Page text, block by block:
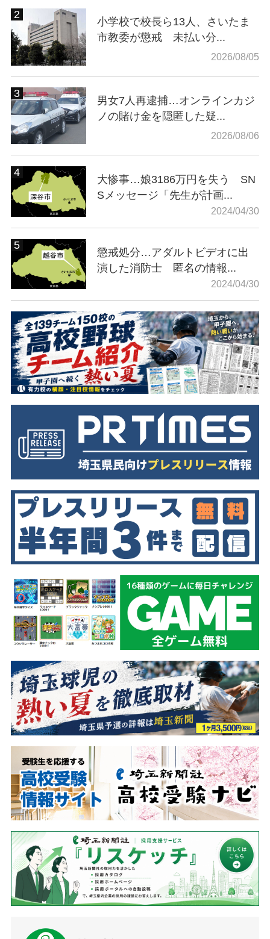
小学校で校長ら13人、さいたま
市教委が懲戒 未払い分...
2026/08/05
男女7人再逮捕…オンラインカジ
ノの賭け金を隠匿した疑...
2026/08/06
大惨事…娘3186万円を失う SN
Sメッセージ「先生が計画...
2024/04/30
懲戒処分…アダルトビデオに出
演した消防士 匿名の情報...
2024/04/30